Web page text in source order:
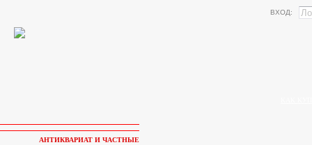
ВХОД:
АНТИКВАРИАТ И ЧАСТНЫЕ